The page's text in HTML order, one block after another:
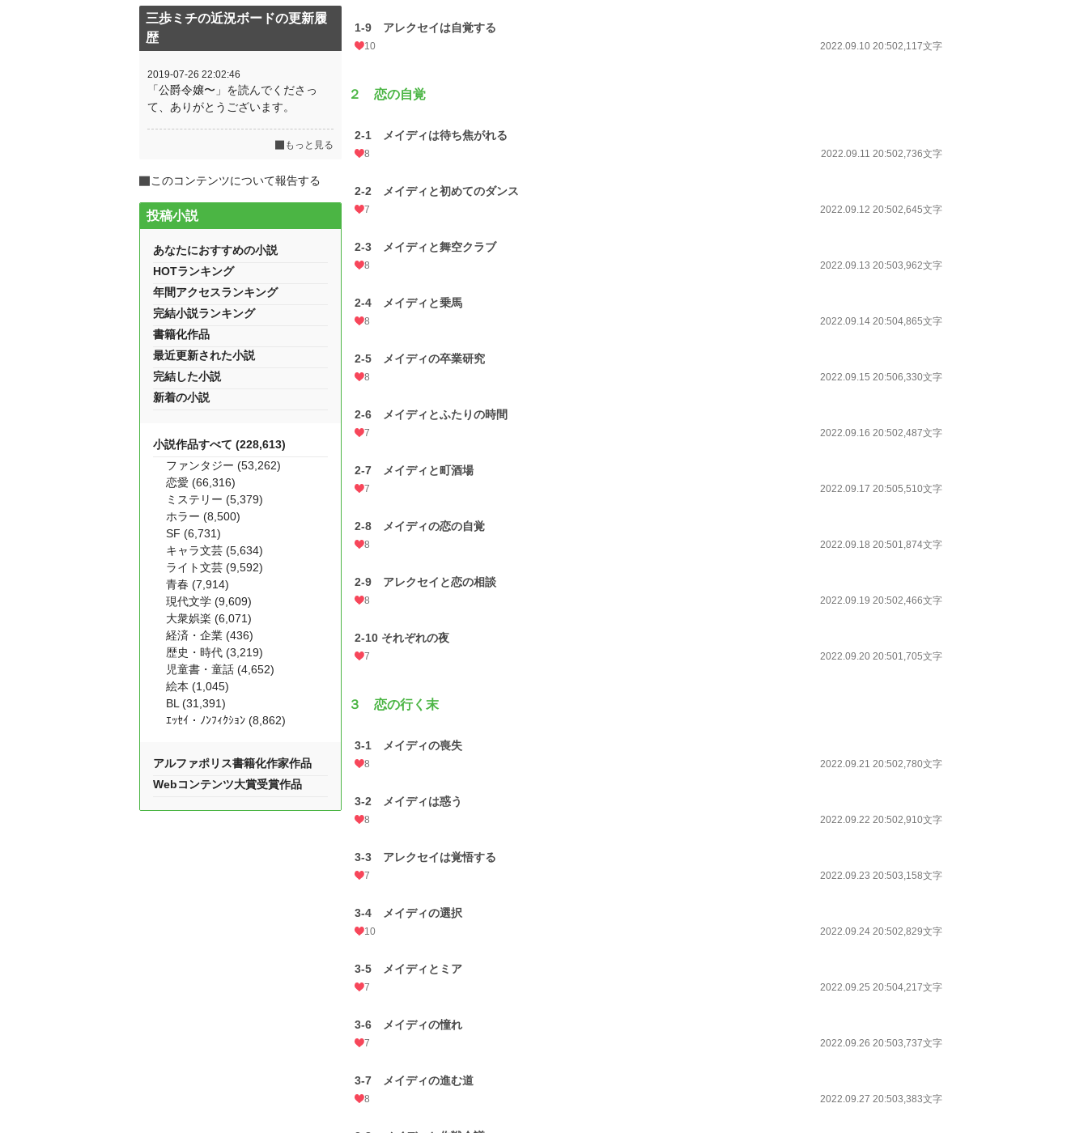
1-9 アレクセイは自覚する
10 2022.09.10 20:502,117文字
２ 恋の自覚
2-1 メイディは待ち焦がれる
8 2022.09.11 20:502,736文字
2-2 メイディと初めてのダンス
7 2022.09.12 20:502,645文字
2-3 メイディと舞空クラブ
8 2022.09.13 20:503,962文字
2-4 メイディと乗馬
8 2022.09.14 20:504,865文字
2-5 メイディの卒業研究
8 2022.09.15 20:506,330文字
2-6 メイディとふたりの時間
7 2022.09.16 20:502,487文字
2-7 メイディと町酒場
7 2022.09.17 20:505,510文字
2-8 メイディの恋の自覚
8 2022.09.18 20:501,874文字
2-9 アレクセイと恋の相談
8 2022.09.19 20:502,466文字
2-10 それぞれの夜
7 2022.09.20 20:501,705文字
３ 恋の行く末
3-1 メイディの喪失
8 2022.09.21 20:502,780文字
3-2 メイディは惑う
8 2022.09.22 20:502,910文字
3-3 アレクセイは覚悟する
7 2022.09.23 20:503,158文字
3-4 メイディの選択
10 2022.09.24 20:502,829文字
3-5 メイディとミア
7 2022.09.25 20:504,217文字
3-6 メイディの憧れ
7 2022.09.26 20:503,737文字
3-7 メイディの進む道
8 2022.09.27 20:503,383文字
三歩ミチの近況ボードの更新履
歴
2019-07-26 22:02:46
「公爵令嬢〜」を読んでくださっ
て、ありがとうございます。
もっと見る
このコンテンツについて報告する
投稿小説
あなたにおすすめの小説
HOTランキング
年間アクセスランキング
完結小説ランキング
書籍化作品
最近更新された小説
完結した小説
新着の小説
小説作品すべて (228,613)
ファンタジー (53,262)
恋愛 (66,316)
ミステリー (5,379)
ホラー (8,500)
SF (6,731)
キャラ文芸 (5,634)
ライト文芸 (9,592)
青春 (7,914)
現代文学 (9,609)
大衆娯楽 (6,071)
経済・企業 (436)
歴史・時代 (3,219)
児童書・童話 (4,652)
絵本 (1,045)
BL (31,391)
ｴｯｾｲ・ﾉﾝﾌｨｸｼｮﾝ (8,862)
アルファポリス書籍化作家作品
Webコンテンツ大賞受賞作品